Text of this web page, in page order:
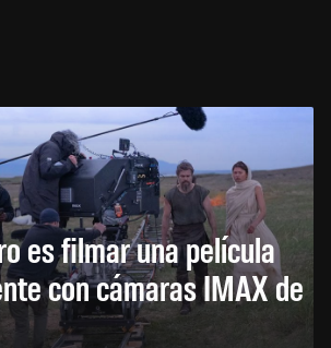
es filmar una película
con cámaras IMAX de